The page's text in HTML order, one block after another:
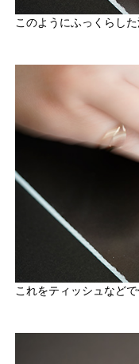
このようにふっくらした
これをティッシュなど